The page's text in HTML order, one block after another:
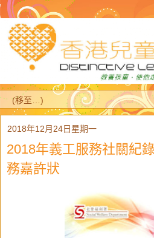
2018年12月24日星期一
2018年義工服務社關紀
務嘉許狀